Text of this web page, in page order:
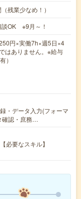
残業少なめ！）
OK ※9月～！
円×実働7h×週5日×4
はありません。※給与
）
・データ入力(フォーマ
確認・庶務…
要なスキル】